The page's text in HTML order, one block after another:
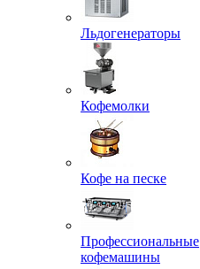
Льдогенераторы
Кофемолки
Кофе на песке
Профессиональные
кофемашины